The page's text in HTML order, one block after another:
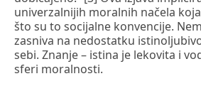
univerzalnijih moralnih načela
što su to socijalne konvencije.
zasniva na nedostatku
sebi. Znanje – istina je lekovita i
sferi moralnosti.